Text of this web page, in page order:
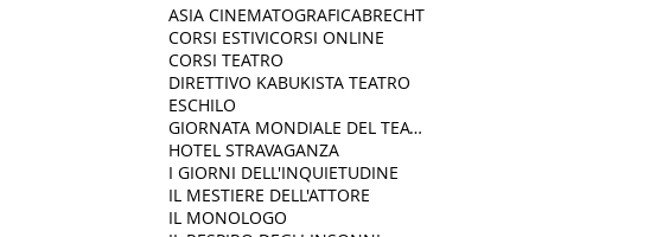
ASIA CINEMATOGRAFICABRECHT
CORSI ESTIVICORSI ONLINE
CORSI TEATRO
DIRETTIVO KABUKISTA TEATRO
ESCHILO
GIORNATA MONDIALE DEL TEATRO
HOTEL STRAVAGANZA
I GIORNI DELL'INQUIETUDINE
IL MESTIERE DELL'ATTORE
IL MONOLOGO